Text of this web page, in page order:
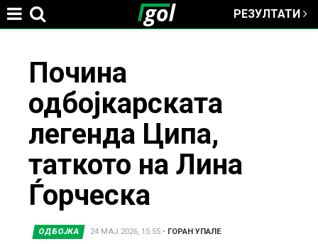
РЕЗУЛТАТИ
here
Почина
одбојкарската
легенда Ципа,
таткото на Лина
Ѓорческа
ОДБОЈКА 24 МАЈ 2026, 15:55• ГОРАН УПАЛЕ